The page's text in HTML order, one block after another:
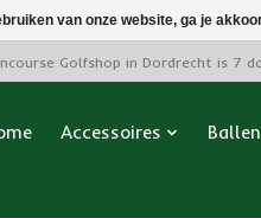
Golfshop in Dordrecht is 7
Accessoires Ballen
van onze website, ga je